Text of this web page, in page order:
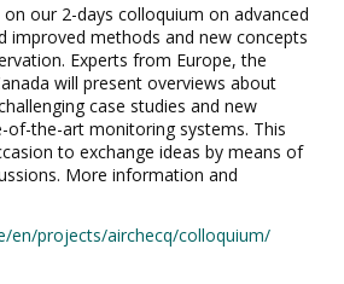
our 2-days colloquium on advanced
improved methods and new concepts
Experts from Europe, the
will present overviews about
case studies and new
of-the-art monitoring systems. This
to exchange ideas by means of
More information and
en/projects/airchecq/colloquium/